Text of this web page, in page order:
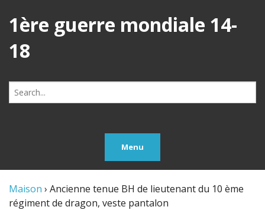
1ère guerre mondiale 14-
18
Search
for:
Menu
Maison › Ancienne tenue BH de lieutenant du 10 ème
régiment de dragon, veste pantalon